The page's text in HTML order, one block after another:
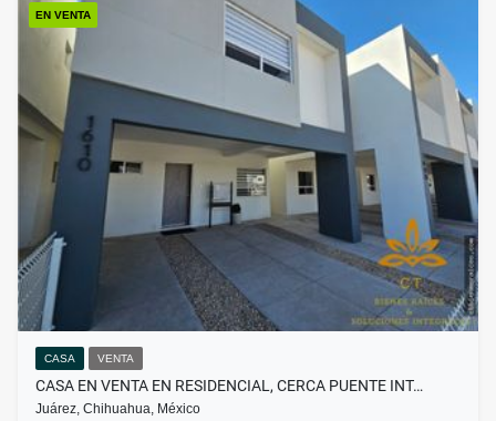
EN VENTA
CASA VENTA
CASA EN VENTA EN RESIDENCIAL, CERCA PUENTE INT…
Juárez, Chihuahua, México